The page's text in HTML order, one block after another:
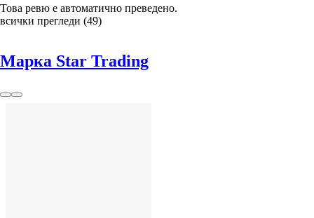
Това ревю е автоматично преведено.
всички прегледи (49)
Марка Star Trading